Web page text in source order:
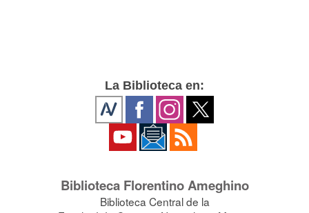
La Biblioteca en:
Biblioteca Florentino Ameghino
Biblioteca Central de la